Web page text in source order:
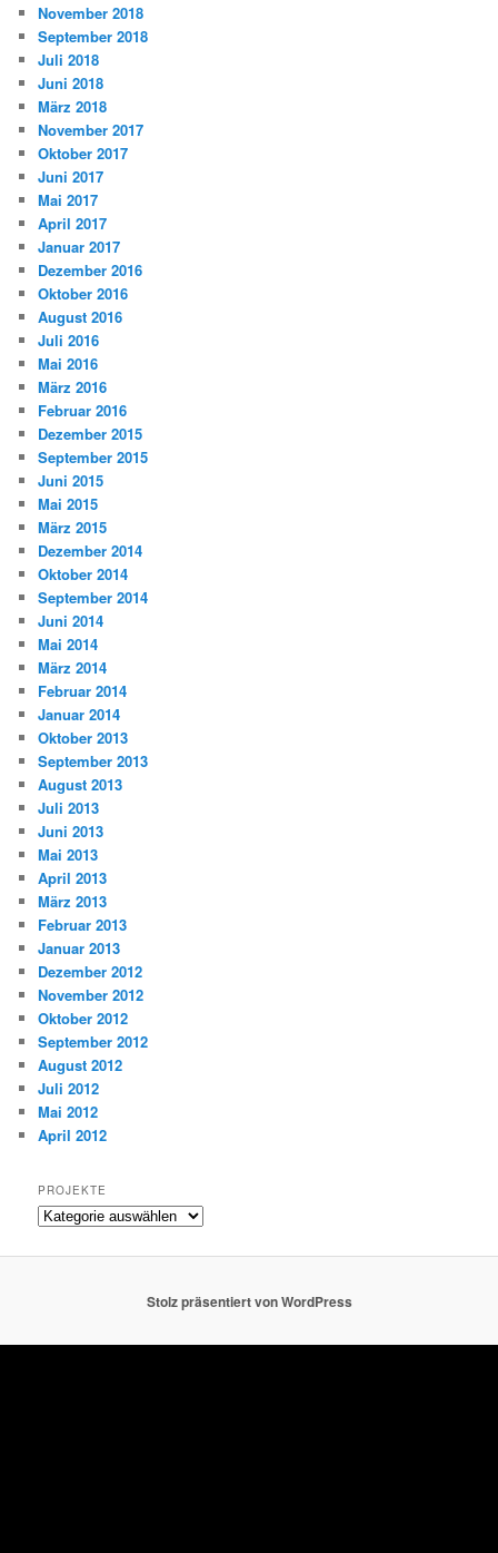
November 2018
September 2018
Juli 2018
Juni 2018
März 2018
November 2017
Oktober 2017
Juni 2017
Mai 2017
April 2017
Januar 2017
Dezember 2016
Oktober 2016
August 2016
Juli 2016
Mai 2016
März 2016
Februar 2016
Dezember 2015
September 2015
Juni 2015
Mai 2015
März 2015
Dezember 2014
Oktober 2014
September 2014
Juni 2014
Mai 2014
März 2014
Februar 2014
Januar 2014
Oktober 2013
September 2013
August 2013
Juli 2013
Juni 2013
Mai 2013
April 2013
März 2013
Februar 2013
Januar 2013
Dezember 2012
November 2012
Oktober 2012
September 2012
August 2012
Juli 2012
Mai 2012
April 2012
PROJEKTE
Projekte
Stolz präsentiert von WordPress